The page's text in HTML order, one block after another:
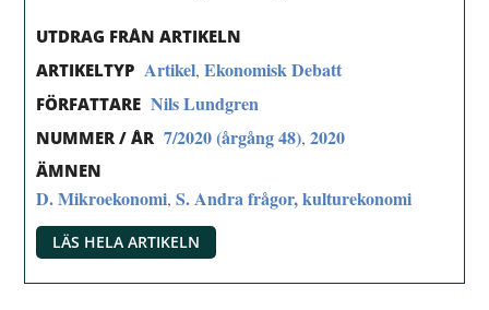
UTDRAG FRÅN ARTIKELN
ARTIKELTYP Artikel,Ekonomisk Debatt
FÖRFATTARE Nils Lundgren
NUMMER / ÅR 7/2020 (årgång 48),2020
ÄMNEN
D. Mikroekonomi,S. Andra frågor, kulturekonomi
LÄS HELA ARTIKELN